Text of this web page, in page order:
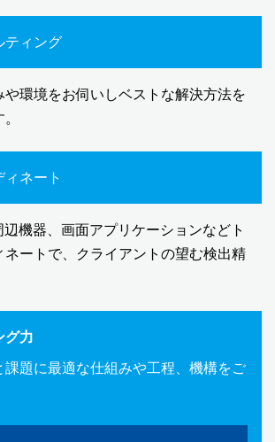
ティング
や環境をお伺いしベストな解決方法を
ィネート
機器、画面アプリケーションなどト
ネートで、クライアントの望む検出精
グ力
課題に最適な仕組みや工程、機構をご